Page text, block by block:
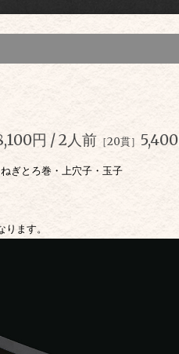
円 / 2人前 ［20貫］ 5,400
ぎとろ巻・上穴子・玉子
ます。